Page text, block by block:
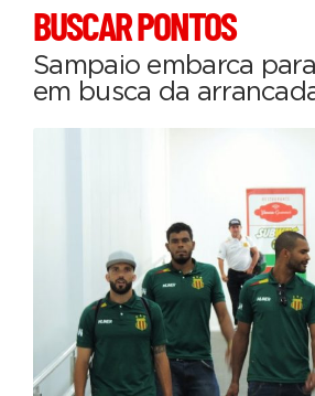
BUSCAR PONTOS
Sampaio embarca
em busca da